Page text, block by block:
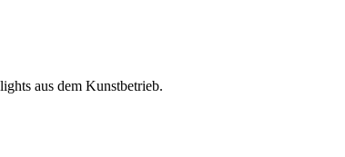
aus dem Kunstbetrieb.